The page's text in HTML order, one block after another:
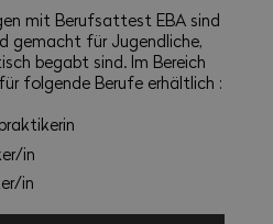
mit Berufsattest EBA sind
gemacht für Jugendliche,
begabt sind. Im Bereich
folgende Berufe erhältlich :
in
in